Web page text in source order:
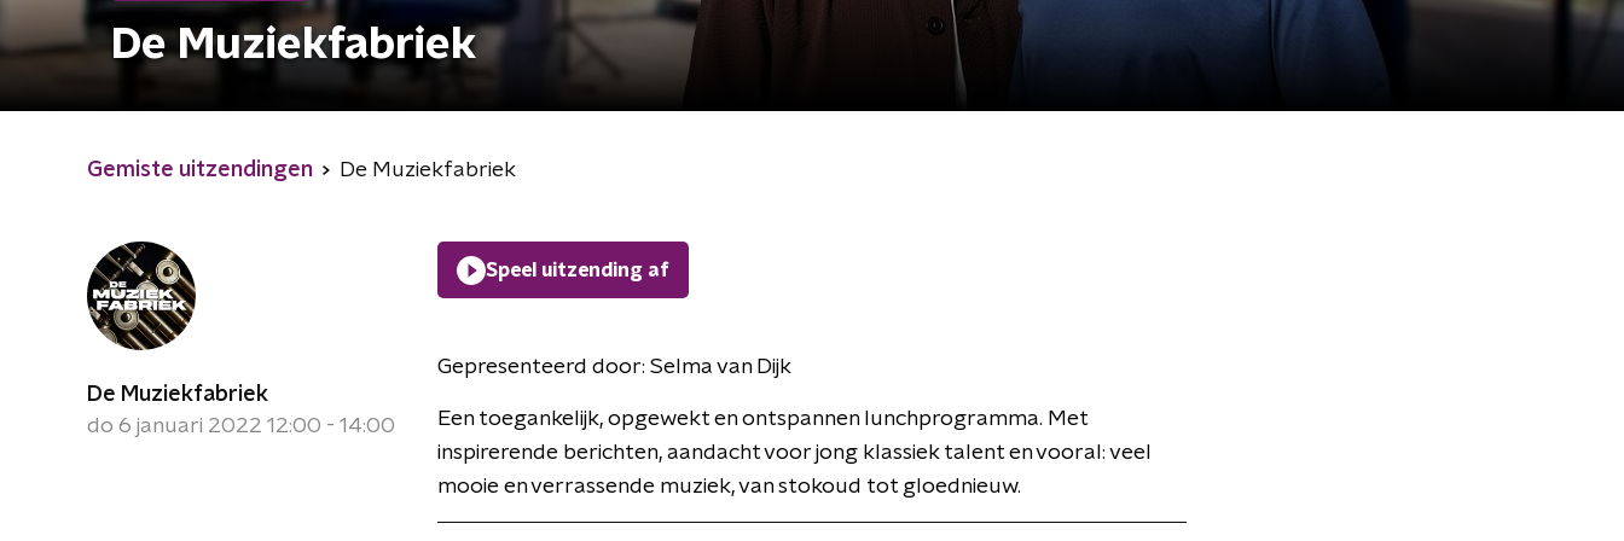
De Muziekfabriek
Gemiste uitzendingen De Muziekfabriek
De Muziekfabriek
do 6 januari 2022 12:00 - 14:00
Speel uitzending af
Gepresenteerd door: Selma van Dijk
Een toegankelijk, opgewekt en ontspannen lunchprogramma. Met
inspirerende berichten, aandacht voor jong klassiek talent en vooral: veel
mooie en verrassende muziek, van stokoud tot gloednieuw.